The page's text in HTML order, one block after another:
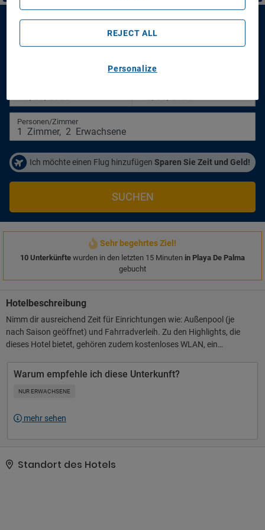
Hotel Foners
14/08/2026 16/08/2026
Personen/Zimmer
1 Zimmer, 2 Erwachsene
Ich möchte einen Flug hinzufügen Sparen Sie Zeit und Geld!
SUCHEN
Sehr begehrtes Ziel!
10 Unterkünfte wurden in den letzten 15 Minuten in Playa De Palma
gebucht
Hotelbeschreibung
Nimm dir ausreichend Zeit für Einrichtungen wie: Außenpool (je
nach Saison geöffnet) und Fahrradverleih. Zu den Highlights, die
dieses Hotel bietet, gehören zudem kostenloses WLAN, ein
Angebot gehören ein Textilreinigungsservice, eine rund um die Uhr
besetzte Rezeption und mehrsprachiges Personal..
Warum empfehle ich diese Unterkunft?
NUR ERWACHSENE
mehr sehen
Standort des Hotels
Personalize
REJECT ALL